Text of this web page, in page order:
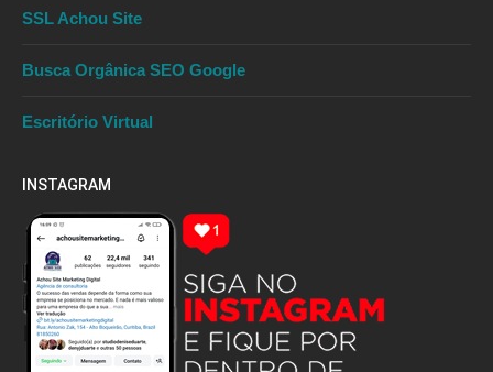
SSL Achou Site
Busca Orgânica SEO Google
Escritório Virtual
INSTAGRAM